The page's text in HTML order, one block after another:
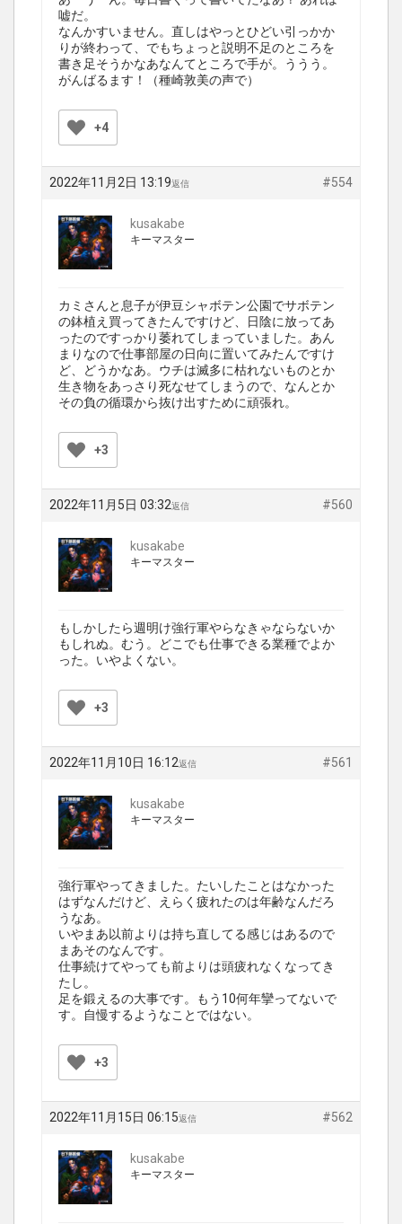
嘘だ。
なんかすいません。直しはやっとひどい引っかか
りが終わって、でもちょっと説明不足のところを
書き足そうかなあなんてところで手が。ううう。
がんばるます！（種崎敦美の声で）
+4
2022年11月2日 13:19 #554
返信
kusakabe
キーマスター
カミさんと息子が伊豆シャボテン公園でサボテン
の鉢植え買ってきたんですけど、日陰に放ってあ
ったのですっかり萎れてしまっていました。あん
まりなので仕事部屋の日向に置いてみたんですけ
ど、どうかなあ。ウチは滅多に枯れないものとか
生き物をあっさり死なせてしまうので、なんとか
その負の循環から抜け出すために頑張れ。
+3
2022年11月5日 03:32 #560
返信
kusakabe
キーマスター
もしかしたら週明け強行軍やらなきゃならないか
もしれぬ。むう。どこでも仕事できる業種でよか
った。いやよくない。
+3
2022年11月10日 16:12 #561
返信
kusakabe
キーマスター
強行軍やってきました。たいしたことはなかった
はずなんだけど、えらく疲れたのは年齢なんだろ
うなあ。
いやまあ以前よりは持ち直してる感じはあるので
まあそのなんです。
仕事続けてやっても前よりは頭疲れなくなってき
たし。
足を鍛えるの大事です。もう10何年攣ってないで
す。自慢するようなことではない。
+3
2022年11月15日 06:15 #562
返信
kusakabe
キーマスター